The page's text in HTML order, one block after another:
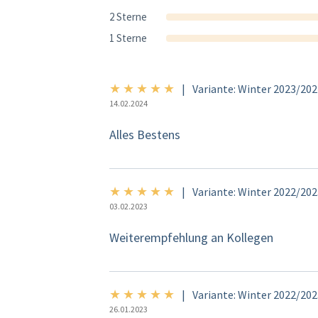
2 Sterne
1 Sterne
★ ★ ★ ★ ★ 5/5| Variante: Winter 2023/
14.02.2024
Alles Bestens
★ ★ ★ ★ ★ 5/5| Variante: Winter 2022/
03.02.2023
Weiterempfehlung an Kollegen
★ ★ ★ ★ ★ 5/5| Variante: Winter 2022/
26.01.2023